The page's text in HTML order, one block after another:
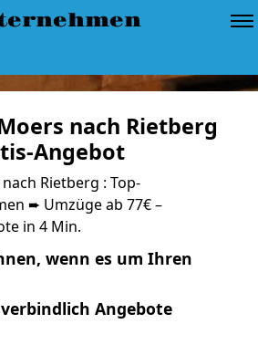
nach Rietberg
Angebot
Rietberg : Top-
➨ Umzüge ab 77€ –
in 4 Min.
wenn es um Ihren
Angebote